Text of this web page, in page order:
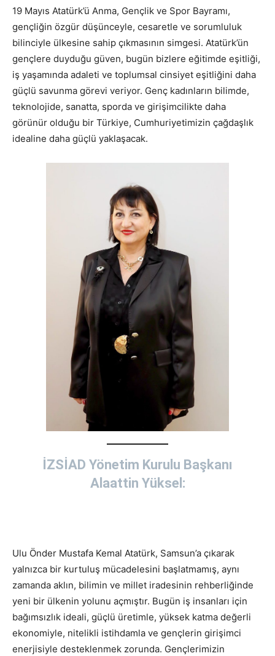
19 Mayıs Atatürk’ü Anma, Gençlik ve Spor Bayramı,
gençliğin özgür düşünceyle, cesaretle ve sorumluluk
bilinciyle ülkesine sahip çıkmasının simgesi. Atatürk’ün
gençlere duyduğu güven, bugün bizlere eğitimde eşitliği,
iş yaşamında adaleti ve toplumsal cinsiyet eşitliğini daha
güçlü savunma görevi veriyor. Genç kadınların bilimde,
teknolojide, sanatta, sporda ve girişimcilikte daha
görünür olduğu bir Türkiye, Cumhuriyetimizin çağdaşlık
idealine daha güçlü yaklaşacak.
İZSİAD Yönetim Kurulu Başkanı
Alaattin Yüksel:
Ulu Önder Mustafa Kemal Atatürk, Samsun’a çıkarak
yalnızca bir kurtuluş mücadelesini başlatmamış, aynı
zamanda aklın, bilimin ve millet iradesinin rehberliğinde
yeni bir ülkenin yolunu açmıştır. Bugün iş insanları için
bağımsızlık ideali, güçlü üretimle, yüksek katma değerli
ekonomiyle, nitelikli istihdamla ve gençlerin girişimci
enerjisiyle desteklenmek zorunda. Gençlerimizin